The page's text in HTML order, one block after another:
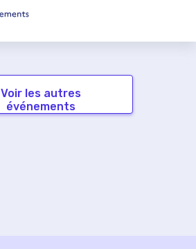
Voir les autres
événements